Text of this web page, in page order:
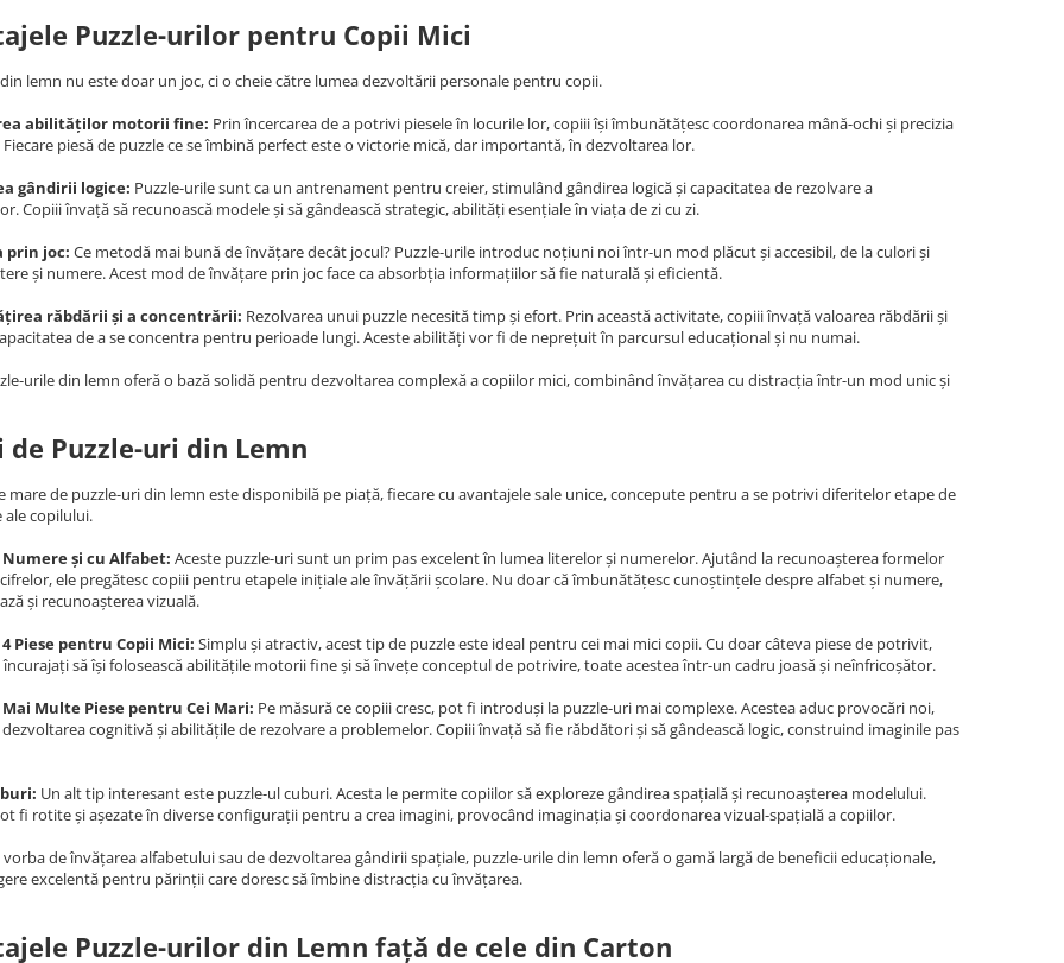
Puzzle-urilor pentru Copii Mici
lemn nu este doar un joc, ci o cheie către lumea dezvoltării personale pentru copii.
abilităților motorii fine: Prin încercarea de a potrivi piesele în locurile lor, copiii își îmbunătățesc coordonarea mână-ochi și precizia
piesă de puzzle ce se îmbină perfect este o victorie mică, dar importantă, în dezvoltarea lor.
gândirii logice: Puzzle-urile sunt ca un antrenament pentru creier, stimulând gândirea logică și capacitatea de rezolvare a
Copiii învață să recunoască modele și să gândească strategic, abilități esențiale în viața de zi cu zi.
prin joc: Ce metodă mai bună de învățare decât jocul? Puzzle-urile introduc noțiuni noi într-un mod plăcut și accesibil, de la culori și
și numere. Acest mod de învățare prin joc face ca absorbția informațiilor să fie naturală și eficientă.
răbdării și a concentrării: Rezolvarea unui puzzle necesită timp și efort. Prin această activitate, copiii învață valoarea răbdării și
de a se concentra pentru perioade lungi. Aceste abilități vor fi de neprețuit în parcursul educațional și nu numai.
urile din lemn oferă o bază solidă pentru dezvoltarea complexă a copiilor mici, combinând învățarea cu distracția într-un mod unic și
de Puzzle-uri din Lemn
mare de puzzle-uri din lemn este disponibilă pe piață, fiecare cu avantajele sale unice, concepute pentru a se potrivi diferitelor etape de
ale copilului.
Numere și cu Alfabet: Aceste puzzle-uri sunt un prim pas excelent în lumea literelor și numerelor. Ajutând la recunoașterea formelor
ele pregătesc copiii pentru etapele inițiale ale învățării școlare. Nu doar că îmbunătățesc cunoștințele despre alfabet și numere,
și recunoașterea vizuală.
Piese pentru Copii Mici: Simplu și atractiv, acest tip de puzzle este ideal pentru cei mai mici copii. Cu doar câteva piese de potrivit,
să își folosească abilitățile motorii fine și să învețe conceptul de potrivire, toate acestea într-un cadru joasă și neînfricoșător.
Mai Multe Piese pentru Cei Mari: Pe măsură ce copiii cresc, pot fi introduși la puzzle-uri mai complexe. Acestea aduc provocări noi,
cognitivă și abilitățile de rezolvare a problemelor. Copiii învață să fie răbdători și să gândească logic, construind imaginile pas
Un alt tip interesant este puzzle-ul cuburi. Acesta le permite copiilor să exploreze gândirea spațială și recunoașterea modelului.
fi rotite și așezate în diverse configurații pentru a crea imagini, provocând imaginația și coordonarea vizual-spațială a copiilor.
vorba de învățarea alfabetului sau de dezvoltarea gândirii spațiale, puzzle-urile din lemn oferă o gamă largă de beneficii educaționale,
excelentă pentru părinții care doresc să îmbine distracția cu învățarea.
Puzzle-urilor din Lemn față de cele din Carton